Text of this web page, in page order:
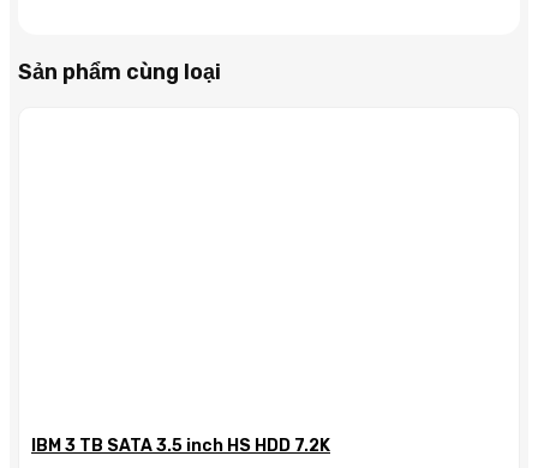
Sản phẩm cùng loại
IBM 3 TB SATA 3.5 inch HS HDD 7.2K